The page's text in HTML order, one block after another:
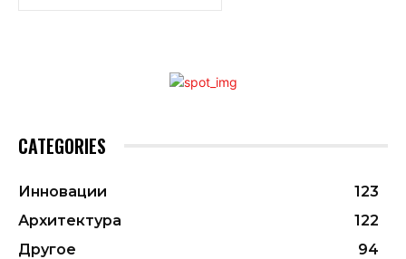
CATEGORIES
Инновации
123
Архитектура
122
Другое
94